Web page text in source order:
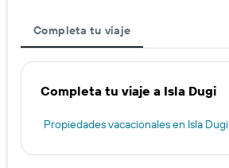
Completa tu viaje
Completa tu viaje a Isla Dugi
Propiedades vacacionales en Isla Dugi